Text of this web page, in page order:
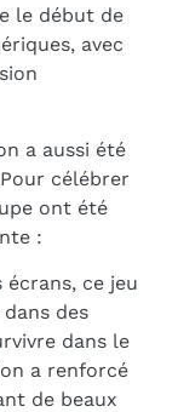
le début de
avec
a aussi été
célébrer
ont été
:
ce jeu
des
dans le
a renforcé
de beaux